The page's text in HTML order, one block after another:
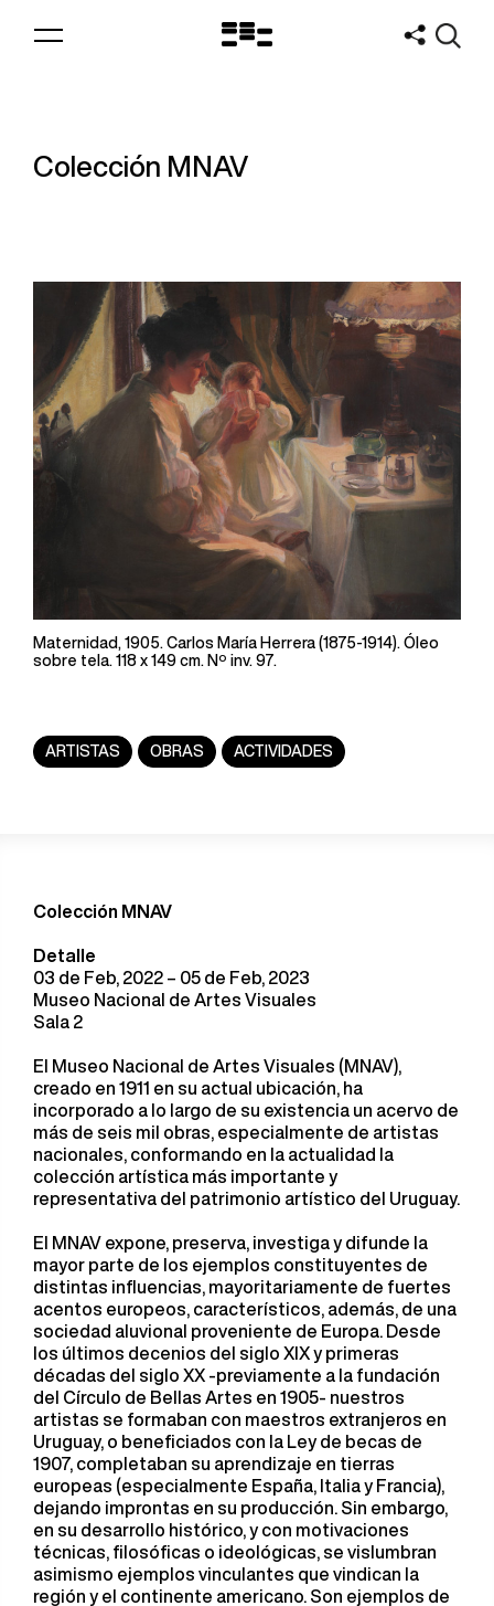
Logo
Colección MNAV
Maternidad, 1905. Carlos María Herrera (1875-1914). Óleo
sobre tela. 118 x 149 cm. Nº inv. 97.
ARTISTAS OBRAS ACTIVIDADES
Colección MNAV
Detalle
03 de Feb, 2022 – 05 de Feb, 2023
Museo Nacional de Artes Visuales
Sala 2
El Museo Nacional de Artes Visuales (MNAV),
creado en 1911 en su actual ubicación, ha
incorporado a lo largo de su existencia un acervo de
más de seis mil obras, especialmente de artistas
nacionales, conformando en la actualidad la
colección artística más importante y
representativa del patrimonio artístico del Uruguay.
El MNAV expone, preserva, investiga y difunde la
mayor parte de los ejemplos constituyentes de
distintas influencias, mayoritariamente de fuertes
acentos europeos, característicos, además, de una
sociedad aluvional proveniente de Europa. Desde
los últimos decenios del siglo XIX y primeras
décadas del siglo XX -previamente a la fundación
del Círculo de Bellas Artes en 1905- nuestros
artistas se formaban con maestros extranjeros en
Uruguay, o beneficiados con la Ley de becas de
1907, completaban su aprendizaje en tierras
europeas (especialmente España, Italia y Francia),
dejando improntas en su producción. Sin embargo,
en su desarrollo histórico, y con motivaciones
técnicas, filosóficas o ideológicas, se vislumbran
asimismo ejemplos vinculantes que vindican la
región y el continente americano. Son ejemplos de